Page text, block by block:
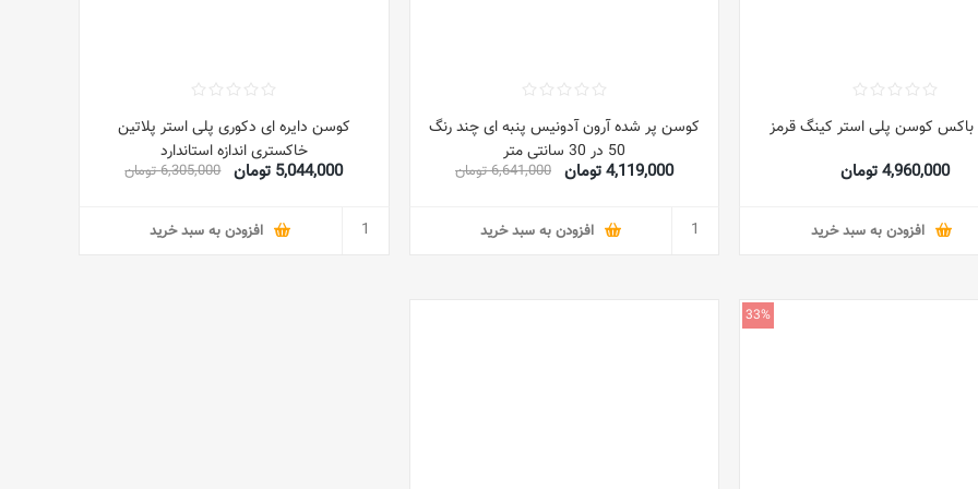
باکس کوسن پلی استر کینگ قرمز
4,960,000 تومان
افزودن به سبد خرید
کوسن پر شده آرون آدونیس پنبه ای چند رنگ
50 در 30 سانتی متر
4,119,000 تومان 6,641,000 تومان
افزودن به سبد خرید
کوسن دایره ای دکوری پلی استر پلاتین
خاکستری اندازه استاندارد
5,044,000 تومان 6,305,000 تومان
افزودن به سبد خرید
33%